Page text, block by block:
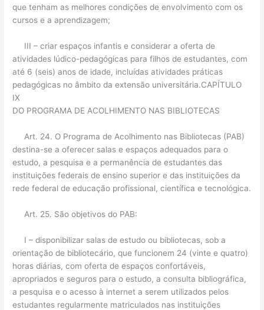
que tenham as melhores condições de envolvimento com os
cursos e a aprendizagem;
III – criar espaços infantis e considerar a oferta de
atividades lúdico-pedagógicas para filhos de estudantes, com
até 6 (seis) anos de idade, incluídas atividades práticas
pedagógicas no âmbito da extensão universitária.CAPÍTULO
IX
DO PROGRAMA DE ACOLHIMENTO NAS BIBLIOTECAS
Art. 24. O Programa de Acolhimento nas Bibliotecas (PAB)
destina-se a oferecer salas e espaços adequados para o
estudo, a pesquisa e a permanência de estudantes das
instituições federais de ensino superior e das instituições da
rede federal de educação profissional, científica e tecnológica.
Art. 25. São objetivos do PAB:
I – disponibilizar salas de estudo ou bibliotecas, sob a
orientação de bibliotecário, que funcionem 24 (vinte e quatro)
horas diárias, com oferta de espaços confortáveis,
apropriados e seguros para o estudo, a consulta bibliográfica,
a pesquisa e o acesso à internet a serem utilizados pelos
estudantes regularmente matriculados nas instituições